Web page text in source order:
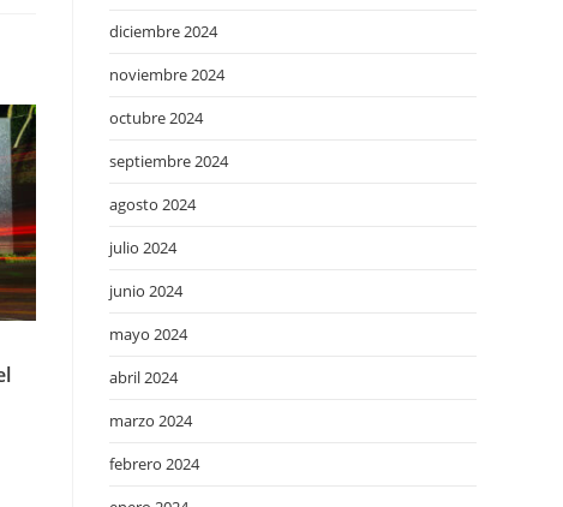
diciembre 2024
noviembre 2024
octubre 2024
septiembre 2024
agosto 2024
julio 2024
junio 2024
mayo 2024
abril 2024
marzo 2024
febrero 2024